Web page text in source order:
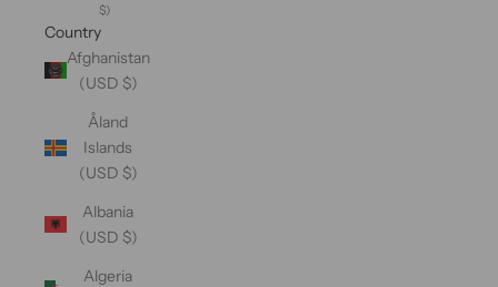
$)
Country
Afghanistan
(USD $)
Åland
Islands
(USD $)
Albania
(USD $)
Algeria